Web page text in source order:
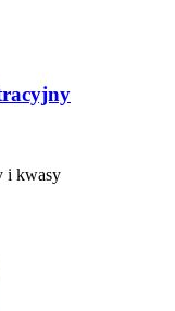
i kwasy